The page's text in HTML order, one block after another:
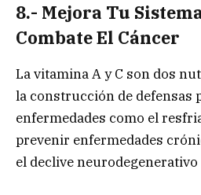
8.- Mejora Tu
Combate El Cáncer
La vitamina A y C son dos
la construcción de defensas
enfermedades como el
prevenir enfermedades
el declive neurodegenerativo